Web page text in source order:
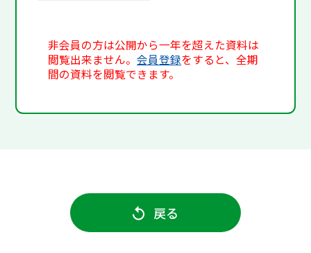
非会員の方は公開から一年を超えた資料は
閲覧出来ません。会員登録をすると、全期
間の資料を閲覧できます。
戻る